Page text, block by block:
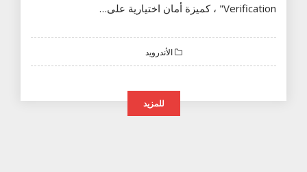
Verification" ، كميزة أمان اختيارية على…
الأندرويد
للمزيد